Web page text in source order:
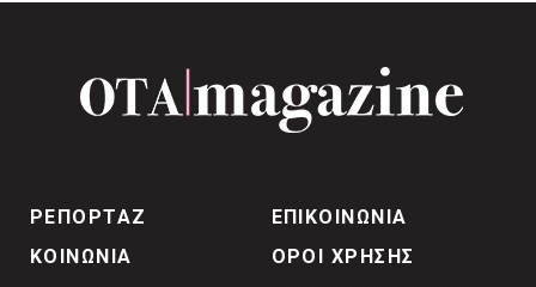
ΡΕΠΟΡΤΑΖ
ΚΟΙΝΩΝΙΑ
ΕΠΙΚΟΙΝΩΝΙΑ
ΟΡΟΙ ΧΡΗΣΗΣ